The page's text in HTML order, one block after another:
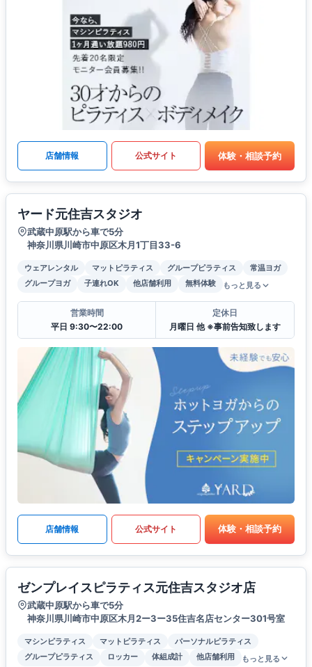
店舗情報 公式サイト 体験・相談予約
ヤード元住吉スタジオ
武蔵中原駅から車で5分
神奈川県川崎市中原区木月1丁目33-6
ウェアレンタル マットピラティス グループピラティス
常温ヨガ
グループヨガ
子連れOK 他店舗利用 無料体験 もっと見る
営業時間
平日 9:30〜22:00
定休日
月曜日 他 ※事前告知致します
店舗情報 公式サイト 体験・相談予約
ゼンプレイスピラティス元住吉スタジオ店
武蔵中原駅から車で5分
神奈川県川崎市中原区木月2ー3ー35住吉名店センター301号室
マシンピラティス マットピラティス
パーソナルピラティス
グループピラティス
ロッカー 体組成計 他店舗利用 もっと見る